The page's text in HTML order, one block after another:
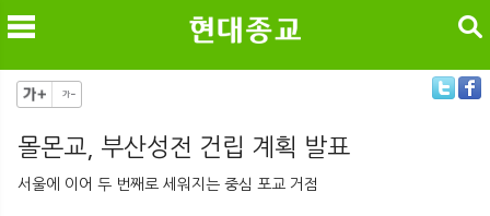
메
검색
몰몬교, 부산성전 건립 계획 발표
서울에 이어 두 번째로 세워지는 중심 포교 거점